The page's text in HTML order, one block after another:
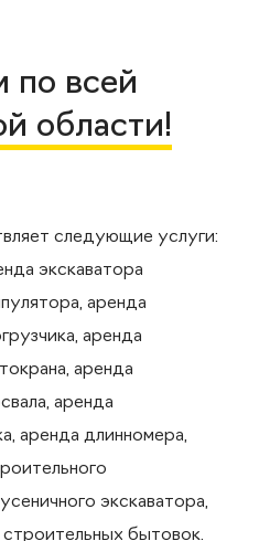
по всей
области!
следующие услуги:
экскаватора
аренда
аренда
аренда
аренда
аренда длинномера,
экскаватора,
строительных бытовок.